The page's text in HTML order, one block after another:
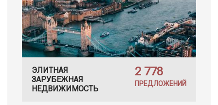
ЭЛИТНАЯ
ЗАРУБЕЖНАЯ
НЕДВИЖИМОСТЬ
2 778
ПРЕДЛОЖЕНИЙ